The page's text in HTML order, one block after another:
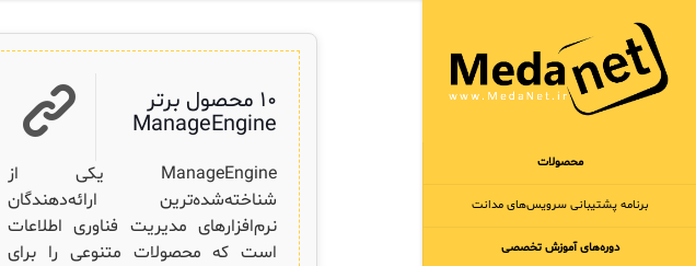
محصولات
برنامه‌ پشتیبانی سرویس‌های مدانت
دوره‌های آموزش تخصصی
۱۰ محصول برتر
ManageEngine
ManageEngine یکی از
شناخته‌شده‌ترین ارائه‌دهندگان
نرم‌افزارهای مدیریت فناوری اطلاعات
است که محصولات متنوعی را برای